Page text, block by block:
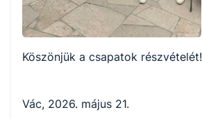
Köszönjük a csapatok részvételét!
Vác, 2026. május 21.